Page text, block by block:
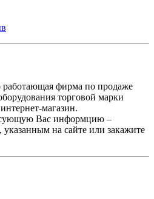
фирма по продаже
торговой марки
магазин.
Вас информцию –
на сайте или закажите